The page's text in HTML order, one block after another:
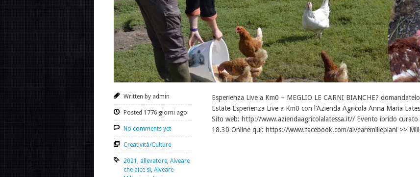
Written by admin
Posted 1776 giorni ago
No comments yet
Creatività/Culture
2021 allevatore Alveare
che dice sì Alveare
Esperienza Live a Km0 – MEGLIO LE CARNI BIANCHE?
Estate Esperienza Live a Km0 con l’Azienda Agricola Anna Maria
Sito web: http://www.aziendaagricolalatessa.it// Evento ibrido
18.30 Online qui: https://www.facebook.com/alvearemillepiani >>